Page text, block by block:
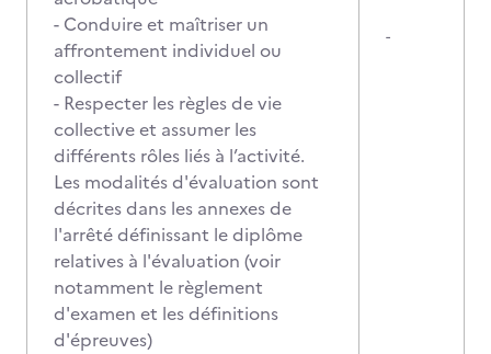
- Conduire et maîtriser un
affrontement individuel ou
collectif
- Respecter les règles de vie
collective et assumer les
différents rôles liés à l’activité.
Les modalités d'évaluation sont
décrites dans les annexes de
l'arrêté définissant le diplôme
relatives à l'évaluation (voir
notamment le règlement
d'examen et les définitions
d'épreuves)
-